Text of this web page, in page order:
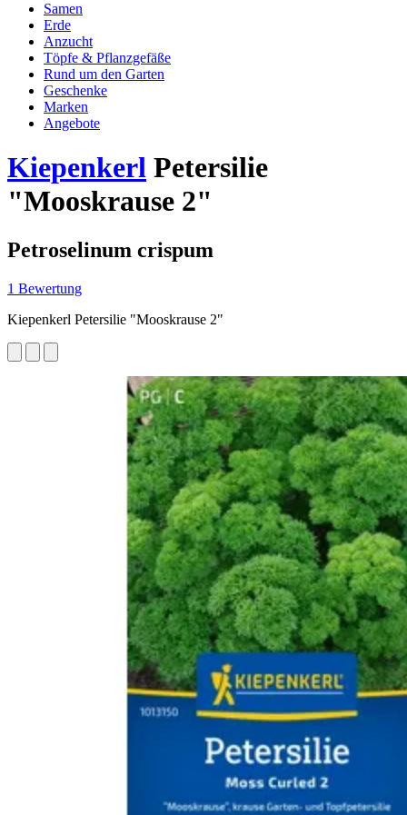
Samen
Erde
Anzucht
Töpfe & Pflanzgefäße
Rund um den Garten
Geschenke
Marken
Angebote
Kiepenkerl Petersilie
"Mooskrause 2"
Petroselinum crispum
1 Bewertung
Kiepenkerl Petersilie "Mooskrause 2"